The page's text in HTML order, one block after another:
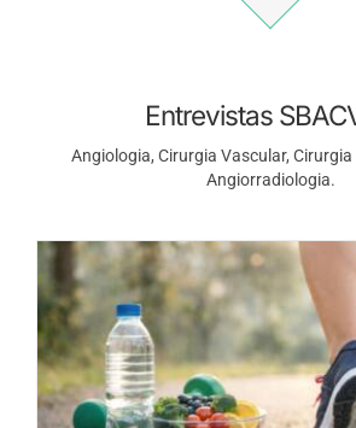
Entrevistas
Angiologia, Cirurgia Vascular,
Angiorradiologia.